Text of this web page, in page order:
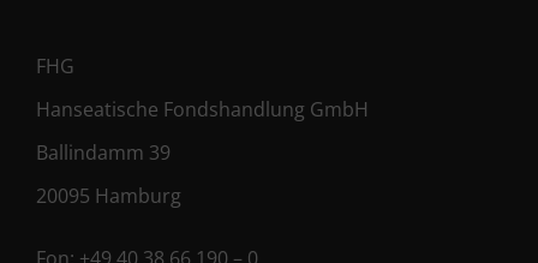
FHG
Hanseatische Fondshandlung GmbH
Ballindamm 39
20095 Hamburg